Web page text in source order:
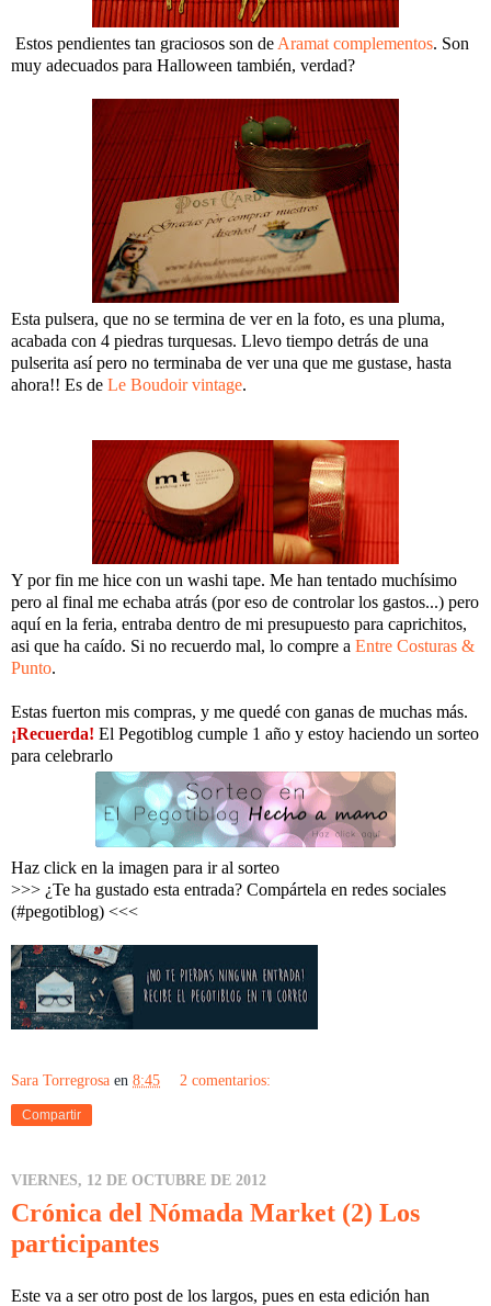
Estos pendientes tan graciosos son de Aramat complementos. Son
muy adecuados para Halloween también, verdad?
Esta pulsera, que no se termina de ver en la foto, es una pluma,
acabada con 4 piedras turquesas. Llevo tiempo detrás de una
pulserita así pero no terminaba de ver una que me gustase, hasta
ahora!! Es de Le Boudoir vintage.
Y por fin me hice con un washi tape. Me han tentado muchísimo
pero al final me echaba atrás (por eso de controlar los gastos...) pero
aquí en la feria, entraba dentro de mi presupuesto para caprichitos,
asi que ha caído. Si no recuerdo mal, lo compre a Entre Costuras &
Punto.
Estas fuerton mis compras, y me quedé con ganas de muchas más.
¡Recuerda! El Pegotiblog cumple 1 año y estoy haciendo un sorteo
para celebrarlo
Haz click en la imagen para ir al sorteo
>>> ¿Te ha gustado esta entrada? Compártela en redes sociales
(#pegotiblog) <<<
Sara Torregrosa en 8:45 2 comentarios:
Compartir
VIERNES, 12 DE OCTUBRE DE 2012
Crónica del Nómada Market (2) Los
participantes
Este va a ser otro post de los largos, pues en esta edición han